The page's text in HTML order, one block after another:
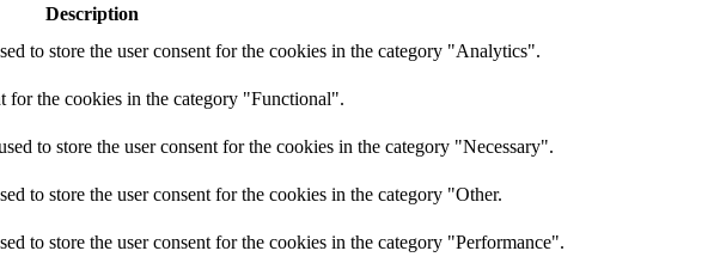
Description
to store the user consent for the cookies in the category "Analytics".
for the cookies in the category "Functional".
to store the user consent for the cookies in the category "Necessary".
to store the user consent for the cookies in the category "Other.
to store the user consent for the cookies in the category "Performance".